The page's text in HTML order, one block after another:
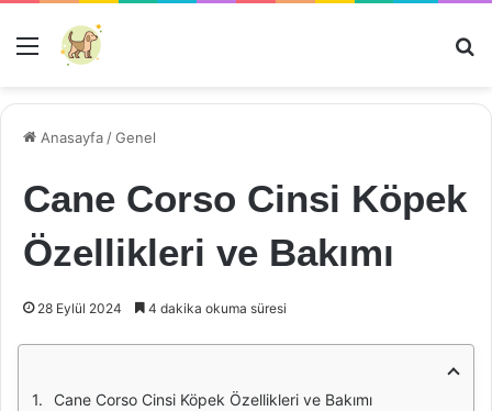
Menü
Anasayfa /Genel
Cane Corso Cinsi Köpek
Özellikleri ve Bakımı
28 Eylül 2024 4 dakika okuma süresi
Cane Corso Cinsi Köpek Özellikleri ve Bakımı